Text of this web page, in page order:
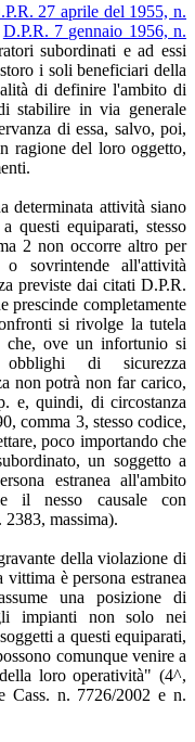
27 aprile del 1955, n.
D.P.R. 7 gennaio 1956, n.
subordinati e ad essi
i soli beneficiari della
di definire l'ambito di
stabilire in via generale
di essa, salvo, poi,
ragione del loro oggetto,
determinata attività siano
questi equiparati, stesso
2 non occorre altro per
sovrintende all'attività
previste dai citati D.P.R.
prescinde completamente
si rivolge la tutela
che, ove un infortunio si
di sicurezza
non potrà non far carico,
e, quindi, di circostanza
comma 3, stesso codice,
poco importando che
un soggetto a
estranea all'ambito
il nesso causale con
massima).
della violazione di
è persona estranea
una posizione di
impianti non solo nei
a questi equiparati,
comunque venire a
loro operatività" (4^,
Cass. n. 7726/2002 e n.